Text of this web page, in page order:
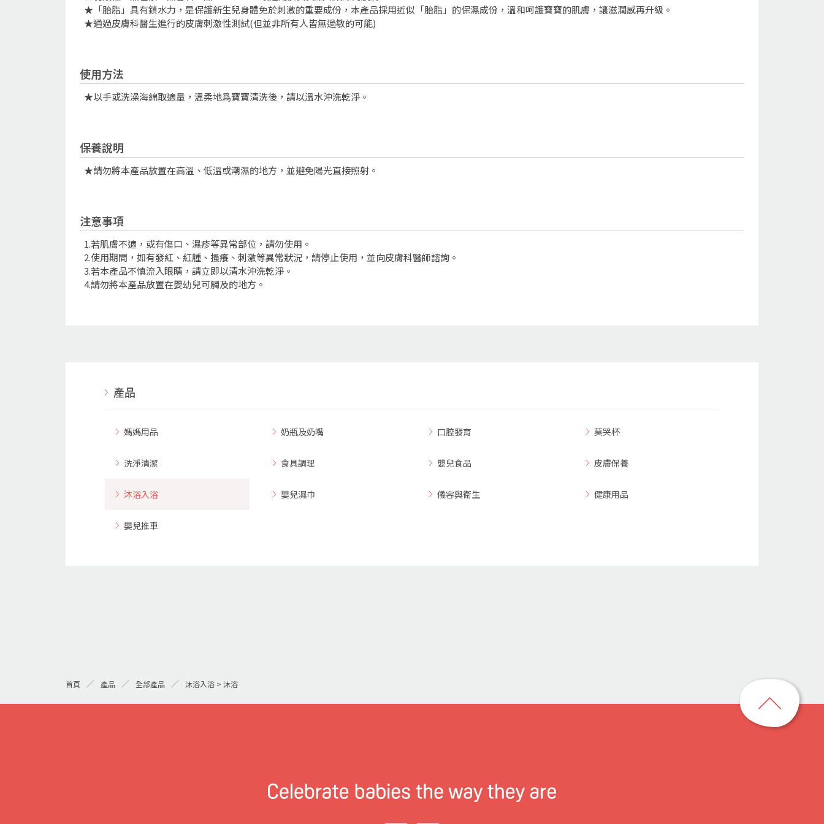
★「胎脂」具有鎖水力，是保護新生兒身體免於刺激的重要成份，本產品採用近似「胎脂」的保濕成份，溫和呵護寶寶的肌膚，讓滋潤感再升級。
★通過皮膚科醫生進行的皮膚刺激性測試(但並非所有人皆無過敏的可能)
使用方法
★以手或洗澡海綿取適量，溫柔地爲寶寶清洗後，請以溫水沖洗乾淨。
保養說明
★請勿將本產品放置在高溫、低溫或潮濕的地方，並避免陽光直接照射。
注意事項
1.若肌膚不適，或有傷口、濕疹等異常部位，請勿使用。
2.使用期間，如有發紅、紅腫、搔癢、刺激等異常狀況，請停止使用，並向皮膚科醫師諮詢。
3.若本產品不慎流入眼睛，請立即以清水沖洗乾淨。
4.請勿將本產品放置在嬰幼兒可觸及的地方。
產品
媽媽用品 奶瓶及奶嘴 口腔發育 莫哭杯
洗淨清潔 食具調理 嬰兒食品 皮膚保養
沐浴入浴 嬰兒濕巾 儀容與衛生 健康用品
嬰兒推車
首頁 產品 全部產品 沐浴入浴 > 沐浴
回
到
頁